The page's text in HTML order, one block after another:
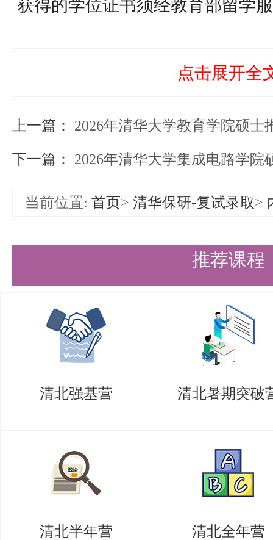
获得的学位证书须经教育部留学
4）国家承认学历的应届硕士毕
全国核心期刊上发表论文的期刊
励证书、已修硕士课程的正式成
述第5条要求提供资格审查材料
册备案表》或《教育部学籍在线
证书（并附学信网《中国高等教
（申请人持境外获得的学位证书
服务中心认证，须提交认证报告）
申请人需在资格审查时向申请院
件，由院（系）现场核验。
二、综合考核
点击展开全
上一篇： 2026年清华大学教育学院硕士
下一篇： 2026年清华大学集成电路学
当前位置: 首页> 清华保研-复试录取>
推荐课程
清北强基营 清北暑期突破
清北半年营 清北全年营